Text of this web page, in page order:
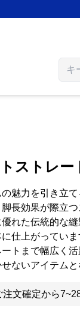
ストレー
魅力を引き立
長効果が際立
れた伝統的な
仕上がってい
トまで幅広く
ないアイテムと
注文確定から